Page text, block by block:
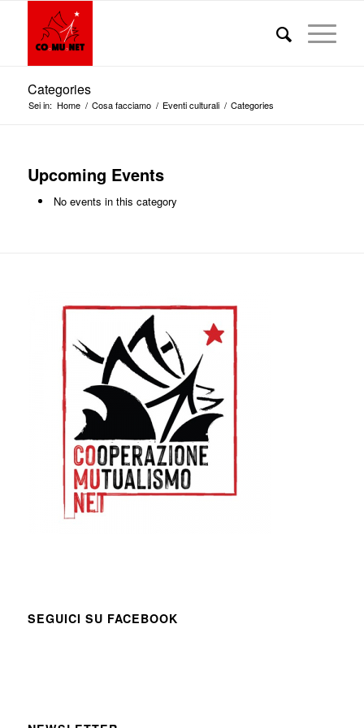
Categories
Sei in: Home / Cosa facciamo / Eventi culturali / Categories
Upcoming Events
No events in this category
SEGUICI SU FACEBOOK